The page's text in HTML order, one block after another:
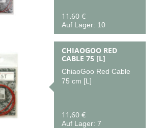
11,60 €
Auf Lager: 10
CHIAOGOO RED
CABLE 75 [L]
ChiaoGoo Red Cable
75 cm [L]
11,60 €
Auf Lager: 7